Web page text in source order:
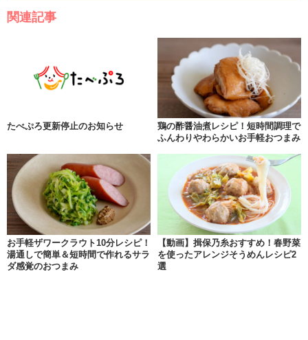
関連記事
たべぷろ更新停止のお知らせ
鶏の酢醤油煮レシピ！短時間調理で
ふんわりやわらかいお手軽おつまみ
お手軽ザワークラウト10分レシピ！
湯通しで簡単＆短時間で作れるサラ
ダ感覚のおつまみ
【動画】揖保乃糸おすすめ！春野菜
を使ったアレンジそうめんレシピ2
選